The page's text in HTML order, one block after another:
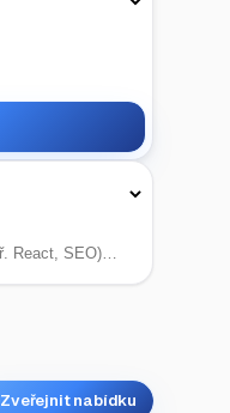
Zveřejnit nabídku